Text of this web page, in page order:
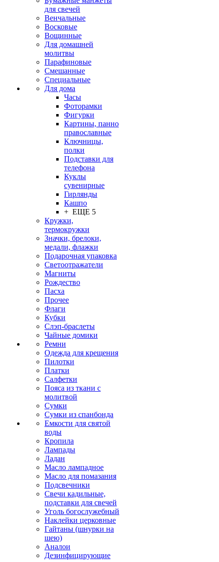
для свечей
Венчальные
Восковые
Вощинные
Для домашней
молитвы
Парафиновые
Смешанные
Специальные
Для дома
Часы
Фоторамки
Фигурки
Картины, панно
православные
Ключницы,
полки
Подставки для
телефона
Куклы
сувенирные
Гирлянды
Кашпо
+ ЕЩЕ 5
Кружки,
термокружки
Значки, брелоки,
медали, флажки
Подарочная упаковка
Светоотражатели
Магниты
Рождество
Пасха
Прочее
Флаги
Кубки
Слэп-браслеты
Чайные домики
Ремни
Одежда для крещения
Пилотки
Платки
Салфетки
Пояса из ткани с
молитвой
Сумки
Сумки из спанбонда
Емкости для святой
воды
Кропила
Лампады
Ладан
Масло лампадное
Масло для помазания
Подсвечники
Свечи кадильные,
подставки для свечей
Уголь богослужебный
Наклейки церковные
Гайтаны (шнурки на
шею)
Аналои
Дезинфицирующие